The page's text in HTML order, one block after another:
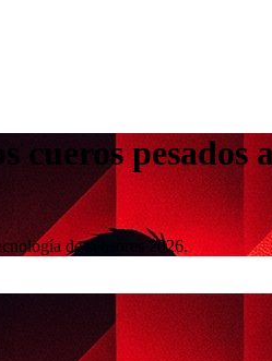
cueros pesados
de sensores 2026.